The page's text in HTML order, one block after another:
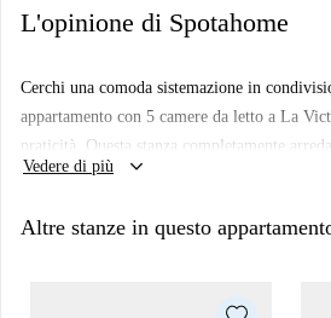
L'opinione di Spotahome
Cerchi una comoda sistemazione in
appartamento con 5 camere da letto a La
praticità. Questa stanza completamente
accogliente senza rinunciare allo stile. Goditi
terrazza. Si prega di notare che le bollette di
Vedere di più keyboard_arrow_down
Altre stanze in questo